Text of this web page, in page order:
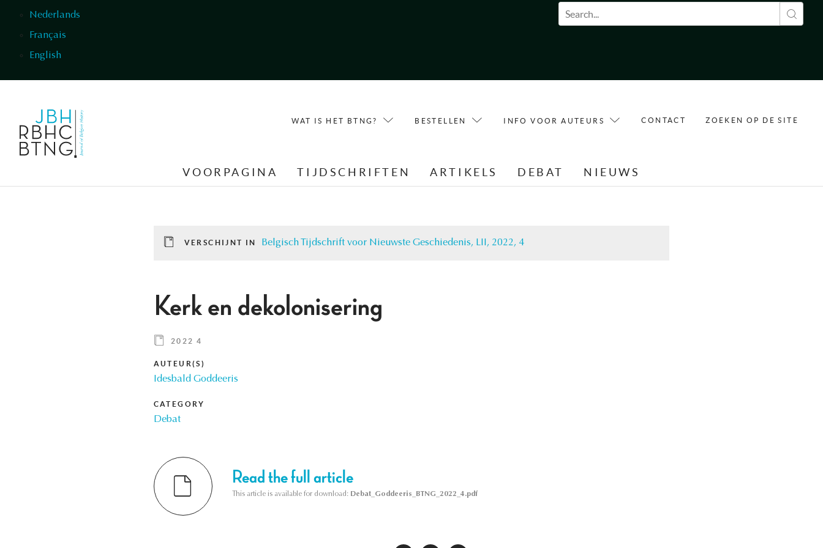
Nederlands
Français
English
Zoekveld
WAT IS HET BTNG? BESTELLEN INFO VOOR AUTEURS CONTACT ZOEKEN OP DE SITE
VOORPAGINA TIJDSCHRIFTEN ARTIKELS DEBAT NIEUWS
VERSCHIJNT IN Belgisch Tijdschrift voor Nieuwste Geschiedenis, LII, 2022, 4
Kerk en dekolonisering
2022 4
AUTEUR(S)
Idesbald Goddeeris
CATEGORY
Debat
Read the full article
This article is available for download: Debat_Goddeeris_BTNG_2022_4.pdf